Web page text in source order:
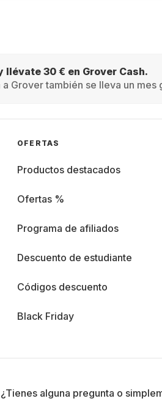
30 € en Grover Cash.
Grover también se lleva un mes
OFERTAS
Productos destacados
Ofertas %
Programa de afiliados
Descuento de estudiante
Códigos descuento
Black Friday
¿Tienes alguna pregunta o